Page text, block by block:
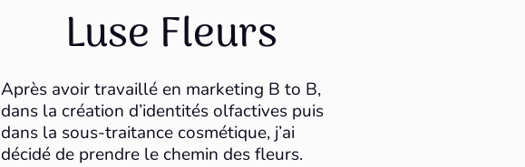
Luse Fleurs
Après avoir travaillé en marketing B to B,
dans la création d’identités olfactives puis
dans la sous-traitance cosmétique, j’ai
décidé de prendre le chemin des fleurs.